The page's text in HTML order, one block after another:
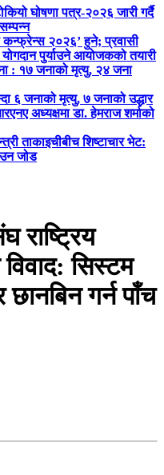
घोषणा पत्र-२०२६ जारी गर्दै
कन्फ्रेन्स २०२६’ हुने; प्रवासी
पुर्याउने आयोजकको तयारी
: १७ जनाको मृत्यु, २४ जना
६ जनाको मृत्यु, ७ जनाको उद्धार
अध्यक्षमा डा. हेमराज शर्माको
ताकाइचीबीच शिष्टाचार भेट:
जोड
राष्ट्रिय
सिस्टम
गर्न पाँच